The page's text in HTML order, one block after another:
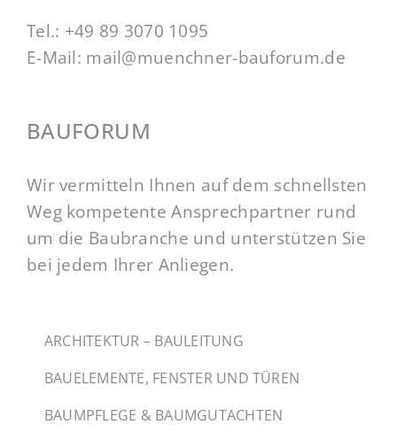
Tel.: +49 89 3070 1095
E-Mail: mail@muenchner-bauforum.de
BAUFORUM
Wir vermitteln Ihnen auf dem schnellsten
Weg kompetente Ansprechpartner rund
um die Baubranche und unterstützen Sie
bei jedem Ihrer Anliegen.
ARCHITEKTUR – BAULEITUNG
BAUELEMENTE, FENSTER UND TÜREN
BAUMPFLEGE & BAUMGUTACHTEN